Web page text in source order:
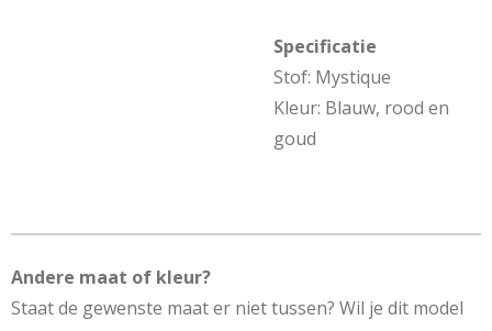
Specificatie
Stof: Mystique
Kleur: Blauw, rood en
goud
Andere maat of kleur?
Staat de gewenste maat er niet tussen? Wil je dit model